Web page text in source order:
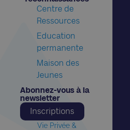
Centre de
Ressources
Education
permanente
Maison des
Jeunes
Abonnez-vous à la
newsletter​
Inscriptions
Vie Privée &